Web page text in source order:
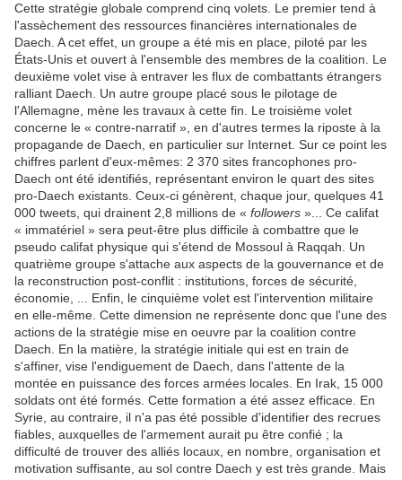
Cette stratégie globale comprend cinq volets. Le premier tend à
l'assèchement des ressources financières internationales de
Daech. A cet effet, un groupe a été mis en place, piloté par les
États-Unis et ouvert à l'ensemble des membres de la coalition. Le
deuxième volet vise à entraver les flux de combattants étrangers
ralliant Daech. Un autre groupe placé sous le pilotage de
l'Allemagne, mène les travaux à cette fin. Le troisième volet
concerne le « contre-narratif », en d'autres termes la riposte à la
propagande de Daech, en particulier sur Internet. Sur ce point les
chiffres parlent d'eux-mêmes: 2 370 sites francophones pro-
Daech ont été identifiés, représentant environ le quart des sites
pro-Daech existants. Ceux-ci génèrent, chaque jour, quelques 41
000 tweets, qui drainent 2,8 millions de « followers »... Ce califat
« immatériel » sera peut-être plus difficile à combattre que le
pseudo califat physique qui s'étend de Mossoul à Raqqah. Un
quatrième groupe s'attache aux aspects de la gouvernance et de
la reconstruction post-conflit : institutions, forces de sécurité,
économie, ... Enfin, le cinquième volet est l'intervention militaire
en elle-même. Cette dimension ne représente donc que l'une des
actions de la stratégie mise en oeuvre par la coalition contre
Daech. En la matière, la stratégie initiale qui est en train de
s'affiner, vise l'endiguement de Daech, dans l'attente de la
montée en puissance des forces armées locales. En Irak, 15 000
soldats ont été formés. Cette formation a été assez efficace. En
Syrie, au contraire, il n'a pas été possible d'identifier des recrues
fiables, auxquelles de l'armement aurait pu être confié ; la
difficulté de trouver des alliés locaux, en nombre, organisation et
motivation suffisante, au sol contre Daech y est très grande. Mais